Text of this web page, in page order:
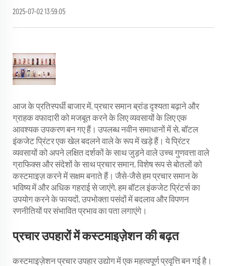
2025-07-02 13:59:05
आज के प्रतिस्पर्धी बाजार में, प्रचार समान ब्रांड दृश्यता बढ़ाने और
ग्राहक वफादारी को मजबूत करने के लिए व्यवसायों के लिए एक
आवश्यक उपकरण बन गए हैं। उपलब्ध नवीन समाधानों में से, बॉटल
इंकजेट प्रिंटर एक खेल बदलने वाले के रूप में खड़े हैं। ये प्रिंटर
व्यवसायों को अपने लक्षित दर्शकों के साथ जुड़ने वाले उच्च गुणवत्ता वाले
ग्राफिक्स और संदेशों के साथ प्रचार समान, विशेष रूप से बोतलों को
कस्टमाइज़ करने में सक्षम बनाते हैं। जैसे-जैसे हम प्रचार समान के
भविष्य में और अधिक गहराई से जाएंगे, हम बॉटल इंकजेट प्रिंटर्स का
उपयोग करने के फायदों, उपभोक्ता पसंदों में बदलाव और विपणन
रणनीतियों पर संभावित प्रभाव का पता लगाएंगे।
प्रचार उपहारों में कस्टमाइज़ेशन की बढ़त
कस्टमाइज़ेशन प्रचार उपहार उद्योग में एक महत्वपूर्ण प्रवृत्ति बन गई है।